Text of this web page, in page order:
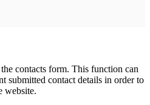
contacts form. This function can
submitted contact details in order to
website.